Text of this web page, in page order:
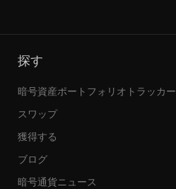
探す
暗号資産ポートフォリオトラッカー
スワップ
獲得する
ブログ
暗号通貨ニュース